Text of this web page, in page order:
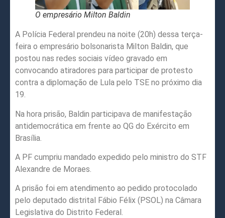
O empresário Milton Baldin
A Polícia Federal prendeu na noite (20h) dessa terça-
feira o empresário bolsonarista Milton Baldin, que
postou nas redes sociais vídeo gravado em
convocando atiradores para participar de protesto
contra a diplomação de Lula pelo TSE no próximo dia
19.
Na hora prisão, Baldin participava de manifestação
antidemocrática em frente ao QG do Exército em
Brasília.
A PF cumpriu mandado expedido pelo ministro do STF
Alexandre de Moraes.
A prisão foi em atendimento ao pedido protocolado
pelo deputado distrital Fábio Félix (PSOL) na Câmara
Legislativa do Distrito Federal.